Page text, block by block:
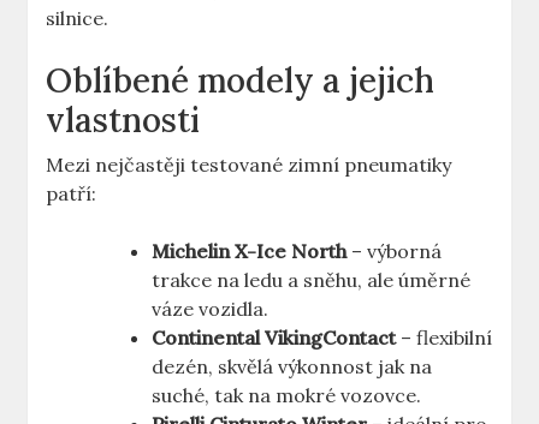
silnice.
Oblíbené modely a jejich
vlastnosti
Mezi nejčastěji testované zimní pneumatiky
patří:
Michelin X-Ice North– výborná
trakce na ledu a sněhu, ale úměrné
váze vozidla.
Continental VikingContact– flexibilní
dezén, skvělá výkonnost jak na
suché, tak na mokré vozovce.